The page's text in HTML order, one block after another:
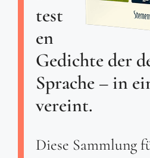
test
en
Gedichte der
Sprache – in
vereint.
Diese Sammlung